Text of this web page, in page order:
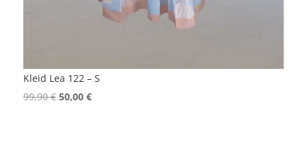
Kleid Lea 122 – S
99,90€ Ursprünglicher
50,00 €Aktueller